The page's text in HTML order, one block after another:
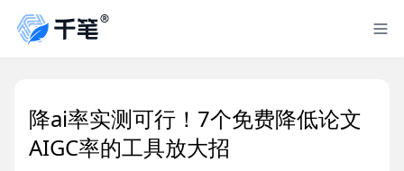
降ai率实测可行！7个免费降低论文
AIGC率的工具放大招